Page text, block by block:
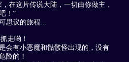
在这片传说大陆，一切由你做主，
！”
思议的旅程...
走哟！
有小恶魔和骷髅怪出现的，没有
险的！